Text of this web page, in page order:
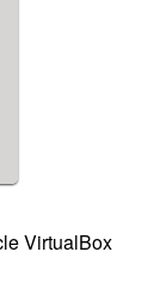
VirtualBox